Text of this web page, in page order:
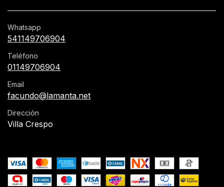
Whatsapp
541149706904
Teléfono
01149706904
Email
facundo@lamanta.net
Dirección
Villa Crespo